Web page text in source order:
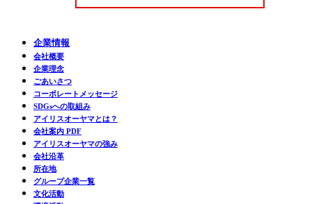
企業情報
会社概要
企業理念
ごあいさつ
コーポレートメッセージ
SDGsへの取組み
アイリスオーヤマとは？
会社案内 PDF
アイリスオーヤマの強み
会社沿革
所在地
グループ企業一覧
文化活動